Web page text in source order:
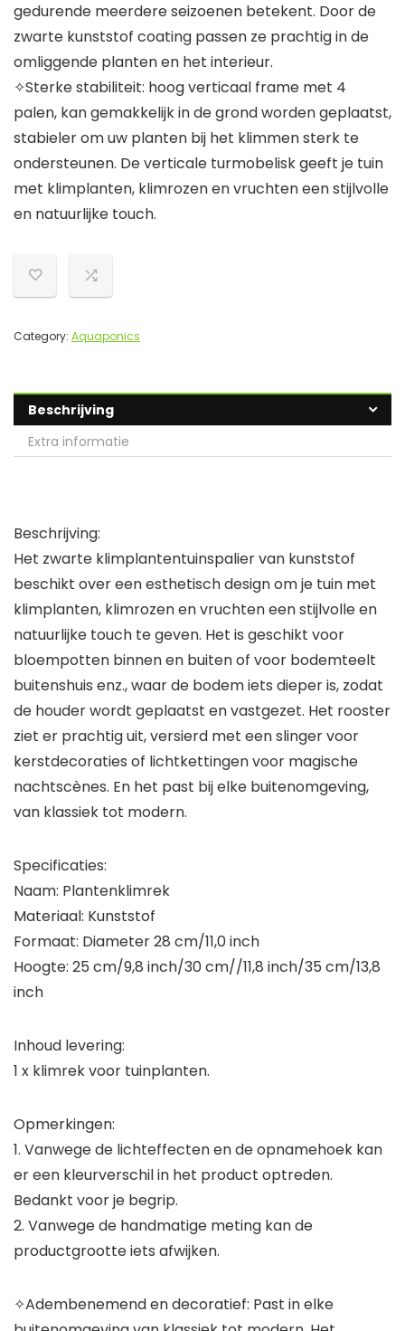
gedurende meerdere seizoenen betekent. Door de
zwarte kunststof coating passen ze prachtig in de
omliggende planten en het interieur.
✧Sterke stabiliteit: hoog verticaal frame met 4
palen, kan gemakkelijk in de grond worden geplaatst,
stabieler om uw planten bij het klimmen sterk te
ondersteunen. De verticale turmobelisk geeft je tuin
met klimplanten, klimrozen en vruchten een stijlvolle
en natuurlijke touch.
Category: Aquaponics
Beschrijving
Extra informatie
Beschrijving:
Het zwarte klimplantentuinspalier van kunststof
beschikt over een esthetisch design om je tuin met
klimplanten, klimrozen en vruchten een stijlvolle en
natuurlijke touch te geven. Het is geschikt voor
bloempotten binnen en buiten of voor bodemteelt
buitenshuis enz., waar de bodem iets dieper is, zodat
de houder wordt geplaatst en vastgezet. Het rooster
ziet er prachtig uit, versierd met een slinger voor
kerstdecoraties of lichtkettingen voor magische
nachtscènes. En het past bij elke buitenomgeving,
van klassiek tot modern.
Specificaties:
Naam: Plantenklimrek
Materiaal: Kunststof
Formaat: Diameter 28 cm/11,0 inch
Hoogte: 25 cm/9,8 inch/30 cm//11,8 inch/35 cm/13,8
inch
Inhoud levering:
1 x klimrek voor tuinplanten.
Opmerkingen:
1. Vanwege de lichteffecten en de opnamehoek kan
er een kleurverschil in het product optreden.
Bedankt voor je begrip.
2. Vanwege de handmatige meting kan de
productgrootte iets afwijken.
✧Adembenemend en decoratief: Past in elke